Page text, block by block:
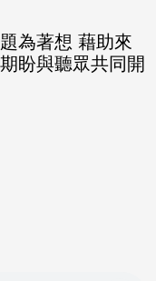
為著想 藉助來
盼與聽眾共同開